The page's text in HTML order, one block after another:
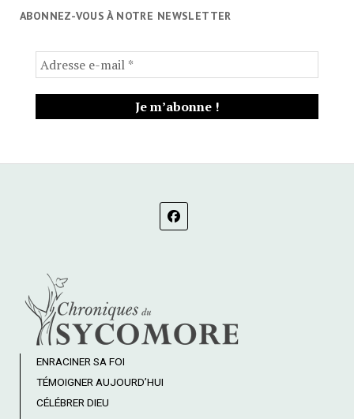
ABONNEZ-VOUS À NOTRE NEWSLETTER
ENRACINER SA FOI
TÉMOIGNER AUJOURD’HUI
CÉLÉBRER DIEU